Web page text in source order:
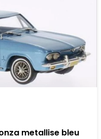
metallise bleu